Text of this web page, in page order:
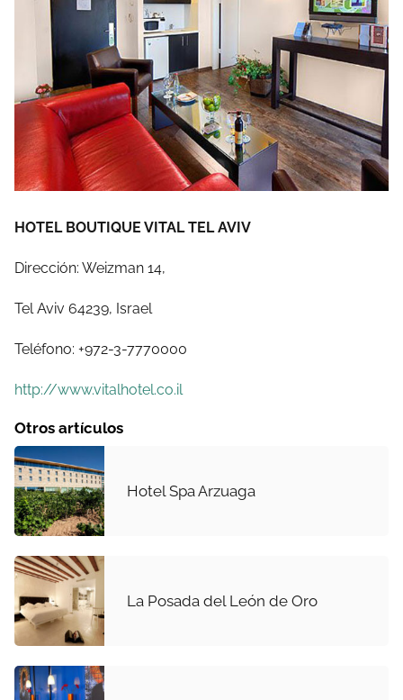
HOTEL BOUTIQUE VITAL TEL AVIV
Dirección: Weizman 14,
Tel Aviv 64239, Israel
Teléfono: +972-3-7770000
http://www.vitalhotel.co.il
Otros artículos
Hotel Spa Arzuaga
La Posada del León de Oro